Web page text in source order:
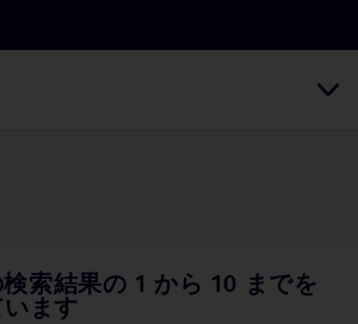
索結果の 1 から 10 までを
ます